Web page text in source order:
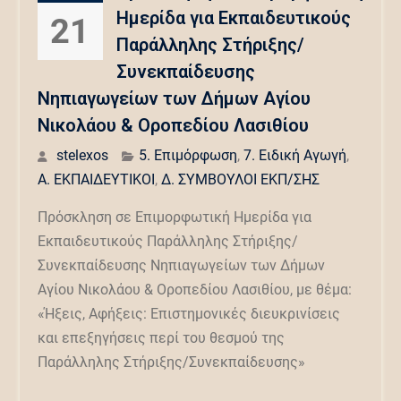
21
Ημερίδα για Εκπαιδευτικούς
Παράλληλης Στήριξης/
Συνεκπαίδευσης
Νηπιαγωγείων των Δήμων Αγίου
Νικολάου & Οροπεδίου Λασιθίου
stelexos 5. Επιμόρφωση, 7. Ειδική Αγωγή,
Α. ΕΚΠΑΙΔΕΥΤΙΚΟΙ, Δ. ΣΥΜΒΟΥΛΟΙ ΕΚΠ/ΣΗΣ
Πρόσκληση σε Επιμορφωτική Ημερίδα για
Εκπαιδευτικούς Παράλληλης Στήριξης/
Συνεκπαίδευσης Νηπιαγωγείων των Δήμων
Αγίου Νικολάου & Οροπεδίου Λασιθίου, με θέμα:
«Ήξεις, Αφήξεις: Επιστημονικές διευκρινίσεις
και επεξηγήσεις περί του θεσμού της
Παράλληλης Στήριξης/Συνεκπαίδευσης»